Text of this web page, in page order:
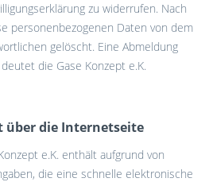
zu widerrufen. Nach
personenbezogenen Daten von dem
gelöscht. Eine Abmeldung
die Gase Konzept e.K.
die Internetseite
e.K. enthält aufgrund von
die eine schnelle elektronische